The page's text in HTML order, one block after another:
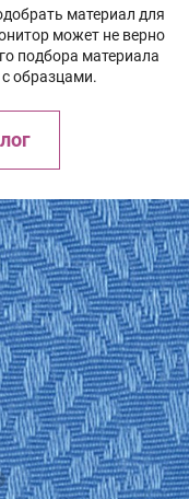
материал для
может не верно
подбора материала
образцами.